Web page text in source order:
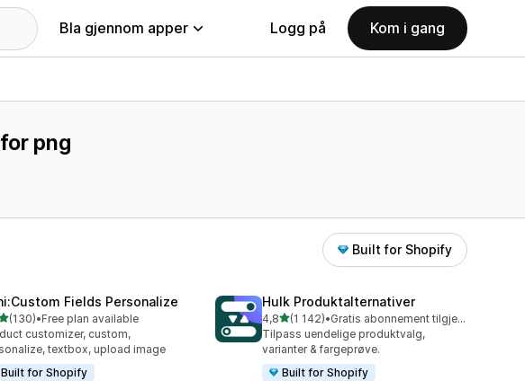
Bla gjennom apper Logg på Kom i gang
png
Built for Shopify
Fields Personalize
5 stjerner
(130)
130 omtaler
•Free plan available
customizer, custom,
textbox, upload image
Built for Shopify
Hulk Produktalternativer
4,8av 5 stjerner
(1 142)
Totalt 1142 omtaler
•
Gratis abonnement tilgjengelig
Tilpass uendelige produktvalg,
varianter & fargeprøve.
Built for Shopify